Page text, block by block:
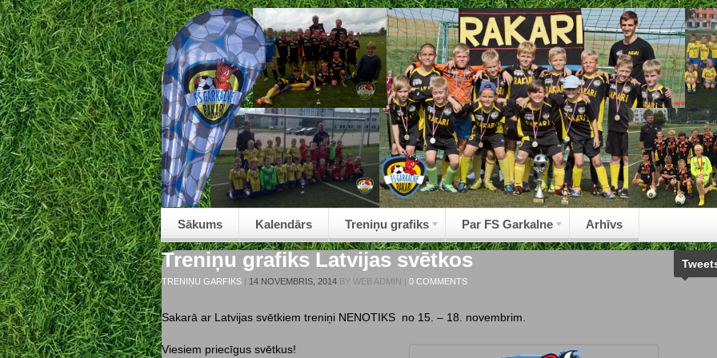
Sākums Kalendārs Treniņu grafiks Par FS Garkalne Arhīvs
Treniņu grafiks Latvijas svētkos
TRENIŅU GARFIKS | 14 NOVEMBRIS, 2014 BY WEB ADMIN | 0 COMMENTS
Sakarā ar Latvijas svētkiem treniņi NENOTIKS no 15. – 18. novembrim.
Viesiem priecīgus svētkus!